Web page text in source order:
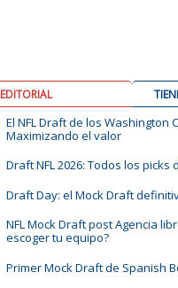
EDITORIAL
El NFL Draft de los Washington
Maximizando el valor
Draft NFL 2026: Todos los
Draft Day: el Mock Draft
NFL Mock Draft post Agencia
escoger tu equipo?
Primer Mock Draft de Spanish